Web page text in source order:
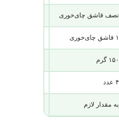
نصف قاشق چای‌خوری
۱ قاشق چای‌خوری
۱۵۰ گرم
۴ عدد
به مقدار لازم